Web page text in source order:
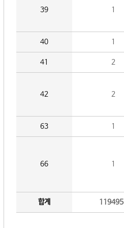
39 1
40 1
41 2
42 2
63 1
66 1
합계